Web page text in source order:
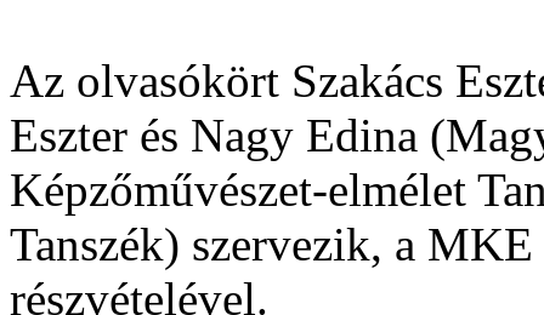
Az olvasókört Szakács
Eszter és Nagy Edina
Képzőművészet-elmélet
Tanszék) szervezik, a
részvételével.